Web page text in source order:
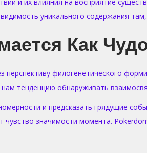
уникального содержания
Как
филогенетического
тенденцию обнаруживать
и предсказать грядущие
значимости момента.